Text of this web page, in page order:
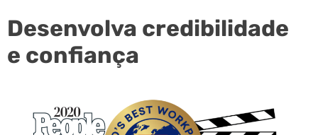
Desenvolva credibilidade
e confiança